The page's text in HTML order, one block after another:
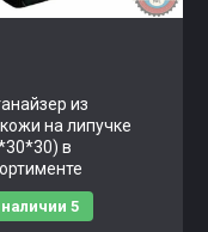
из
на липучке
в
5